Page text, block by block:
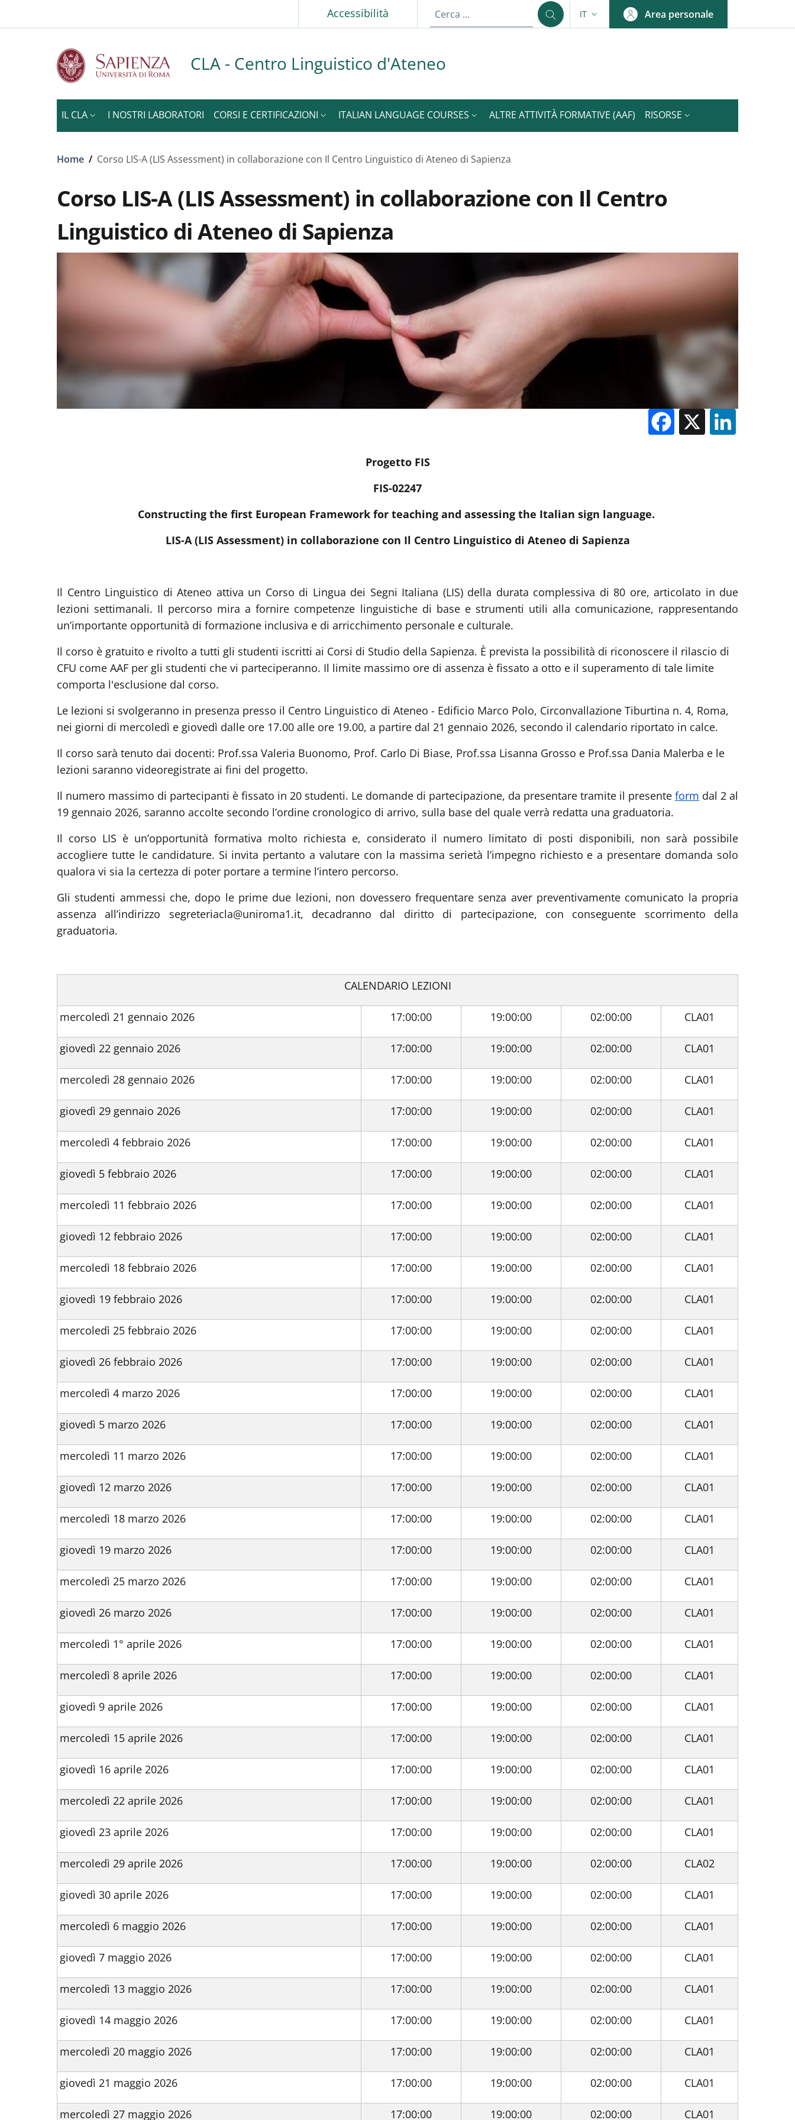
Accessibilità SELETTORE LINGUA: CURRENT LANGUAGE
IT Area personale
CLA - Centro Linguistico d'Ateneo
IL CLA I NOSTRI LABORATORI CORSI E CERTIFICAZIONI ITALIAN LANGUAGE COURSES ALTRE ATTIVITÀ FORMATIVE (AAF) RISORSE
Briciole di pane
Home / Corso LIS-A (LIS Assessment) in collaborazione con Il Centro Linguistico di Ateneo di Sapienza
Corso LIS-A (LIS Assessment) in collaborazione con Il Centro
Linguistico di Ateneo di Sapienza
Facebook
X
Progetto FIS
FIS-02247
Constructing the first European Framework for teaching and assessing the Italian sign language.
LIS-A (LIS Assessment) in collaborazione con Il Centro Linguistico di Ateneo di Sapienza
Il Centro Linguistico di Ateneo attiva un Corso di Lingua dei Segni Italiana (LIS) della durata complessiva di 80 ore, articolato in due
lezioni settimanali. Il percorso mira a fornire competenze linguistiche di base e strumenti utili alla comunicazione, rappresentando
un’importante opportunità di formazione inclusiva e di arricchimento personale e culturale.
Il corso è gratuito e rivolto a tutti gli studenti iscritti ai Corsi di Studio della Sapienza. È prevista la possibilità di riconoscere il rilascio di
CFU come AAF per gli studenti che vi parteciperanno. Il limite massimo ore di assenza è fissato a otto e il superamento di tale limite
comporta l'esclusione dal corso.
Le lezioni si svolgeranno in presenza presso il Centro Linguistico di Ateneo - Edificio Marco Polo, Circonvallazione Tiburtina n. 4, Roma,
nei giorni di mercoledì e giovedì dalle ore 17.00 alle ore 19.00, a partire dal 21 gennaio 2026, secondo il calendario riportato in calce.
Il corso sarà tenuto dai docenti: Prof.ssa Valeria Buonomo, Prof. Carlo Di Biase, Prof.ssa Lisanna Grosso e Prof.ssa Dania Malerba e le
lezioni saranno videoregistrate ai fini del progetto.
Il numero massimo di partecipanti è fissato in 20 studenti. Le domande di partecipazione, da presentare tramite il presente form dal 2 al
19 gennaio 2026, saranno accolte secondo l’ordine cronologico di arrivo, sulla base del quale verrà redatta una graduatoria.
Il corso LIS è un’opportunità formativa molto richiesta e, considerato il numero limitato di posti disponibili, non sarà possibile
accogliere tutte le candidature. Si invita pertanto a valutare con la massima serietà l’impegno richiesto e a presentare domanda solo
qualora vi sia la certezza di poter portare a termine l’intero percorso.
Gli studenti ammessi che, dopo le prime due lezioni, non dovessero frequentare senza aver preventivamente comunicato la propria
assenza all’indirizzo segreteriacla@uniroma1.it, decadranno dal diritto di partecipazione, con conseguente scorrimento della
graduatoria.
CALENDARIO LEZIONI
mercoledì 21 gennaio 2026 17:00:00 19:00:00 02:00:00 CLA01
giovedì 22 gennaio 2026 17:00:00 19:00:00 02:00:00 CLA01
mercoledì 28 gennaio 2026 17:00:00 19:00:00 02:00:00 CLA01
giovedì 29 gennaio 2026 17:00:00 19:00:00 02:00:00 CLA01
mercoledì 4 febbraio 2026 17:00:00 19:00:00 02:00:00 CLA01
giovedì 5 febbraio 2026 17:00:00 19:00:00 02:00:00 CLA01
mercoledì 11 febbraio 2026 17:00:00 19:00:00 02:00:00 CLA01
giovedì 12 febbraio 2026 17:00:00 19:00:00 02:00:00 CLA01
mercoledì 18 febbraio 2026 17:00:00 19:00:00 02:00:00 CLA01
giovedì 19 febbraio 2026 17:00:00 19:00:00 02:00:00 CLA01
mercoledì 25 febbraio 2026 17:00:00 19:00:00 02:00:00 CLA01
giovedì 26 febbraio 2026 17:00:00 19:00:00 02:00:00 CLA01
mercoledì 4 marzo 2026 17:00:00 19:00:00 02:00:00 CLA01
giovedì 5 marzo 2026 17:00:00 19:00:00 02:00:00 CLA01
mercoledì 11 marzo 2026 17:00:00 19:00:00 02:00:00 CLA01
giovedì 12 marzo 2026 17:00:00 19:00:00 02:00:00 CLA01
mercoledì 18 marzo 2026 17:00:00 19:00:00 02:00:00 CLA01
giovedì 19 marzo 2026 17:00:00 19:00:00 02:00:00 CLA01
mercoledì 25 marzo 2026 17:00:00 19:00:00 02:00:00 CLA01
giovedì 26 marzo 2026 17:00:00 19:00:00 02:00:00 CLA01
mercoledì 1° aprile 2026 17:00:00 19:00:00 02:00:00 CLA01
mercoledì 8 aprile 2026 17:00:00 19:00:00 02:00:00 CLA01
giovedì 9 aprile 2026 17:00:00 19:00:00 02:00:00 CLA01
mercoledì 15 aprile 2026 17:00:00 19:00:00 02:00:00 CLA01
giovedì 16 aprile 2026 17:00:00 19:00:00 02:00:00 CLA01
mercoledì 22 aprile 2026 17:00:00 19:00:00 02:00:00 CLA01
giovedì 23 aprile 2026 17:00:00 19:00:00 02:00:00 CLA01
mercoledì 29 aprile 2026 17:00:00 19:00:00 02:00:00 CLA02
giovedì 30 aprile 2026 17:00:00 19:00:00 02:00:00 CLA01
mercoledì 6 maggio 2026 17:00:00 19:00:00 02:00:00 CLA01
giovedì 7 maggio 2026 17:00:00 19:00:00 02:00:00 CLA01
mercoledì 13 maggio 2026 17:00:00 19:00:00 02:00:00 CLA01
giovedì 14 maggio 2026 17:00:00 19:00:00 02:00:00 CLA01
mercoledì 20 maggio 2026 17:00:00 19:00:00 02:00:00 CLA01
giovedì 21 maggio 2026 17:00:00 19:00:00 02:00:00 CLA01
mercoledì 27 maggio 2026 17:00:00 19:00:00 02:00:00 CLA01